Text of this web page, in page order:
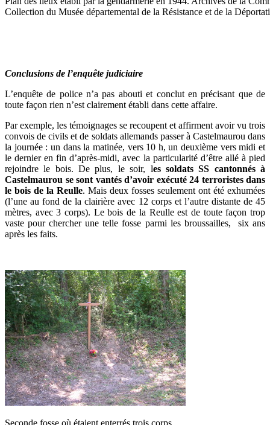
Collection du Musée départemental de la Résistance et de la
Conclusions de l’enquête judiciaire
L’enquête de police n’a pas abouti et conclut en précisant que de
toute façon rien n’est clairement établi dans cette affaire.
Par exemple, les témoignages se recoupent et affirment avoir vu trois
convois de civils et de soldats allemands passer à Castelmaurou dans
la journée : un dans la matinée, vers 10 h, un deuxième vers midi et
le dernier en fin d’après-midi, avec la particularité d’être allé à pied
rejoindre le bois. De plus, le soir, les soldats SS cantonnés à
Castelmaurou se sont vantés d’avoir exécuté 24 terroristes dans
le bois de la Reulle. Mais deux fosses seulement ont été exhumées
(l’une au fond de la clairière avec 12 corps et l’autre distante de 45
mètres, avec 3 corps). Le bois de la Reulle est de toute façon trop
vaste pour chercher une telle fosse parmi les broussailles, six ans
après les faits.
Seconde fosse où étaient enterrés trois corps